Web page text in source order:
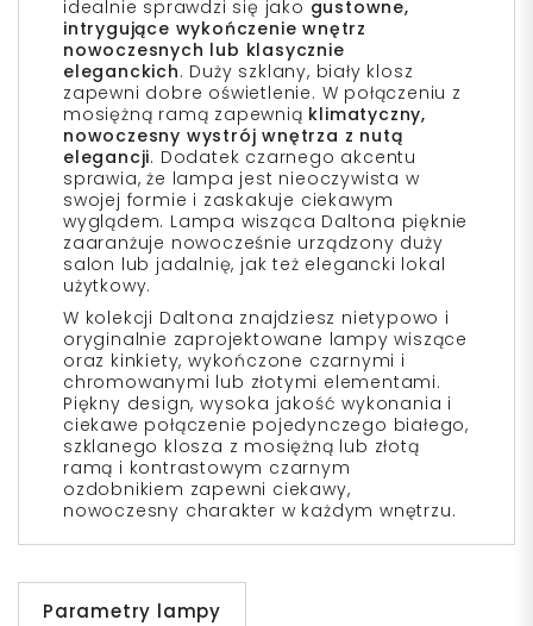
idealnie sprawdzi się jako gustowne,
intrygujące wykończenie wnętrz
nowoczesnych lub klasycznie
eleganckich. Duży szklany, biały klosz
zapewni dobre oświetlenie. W połączeniu z
mosiężną ramą zapewnią klimatyczny,
nowoczesny wystrój wnętrza z nutą
elegancji. Dodatek czarnego akcentu
sprawia, że lampa jest nieoczywista w
swojej formie i zaskakuje ciekawym
wyglądem. Lampa wisząca Daltona pięknie
zaaranżuje nowocześnie urządzony duży
salon lub jadalnię, jak też elegancki lokal
użytkowy.
W kolekcji Daltona znajdziesz nietypowo i
oryginalnie zaprojektowane lampy wiszące
oraz kinkiety, wykończone czarnymi i
chromowanymi lub złotymi elementami.
Piękny design, wysoka jakość wykonania i
ciekawe połączenie pojedynczego białego,
szklanego klosza z mosiężną lub złotą
ramą i kontrastowym czarnym
ozdobnikiem zapewni ciekawy,
nowoczesny charakter w każdym wnętrzu.
Parametry lampy